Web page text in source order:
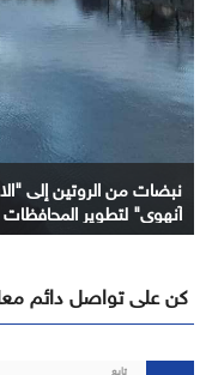
نبضات من الروتين إلى
آنهوي" لتطوير المحافظات
كن على تواصل دائم
تابع